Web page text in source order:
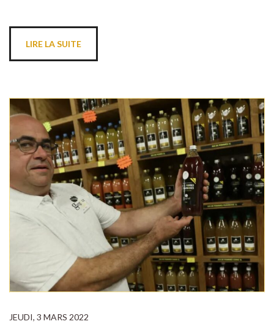
LIRE LA SUITE
JEUDI, 3 MARS 2022